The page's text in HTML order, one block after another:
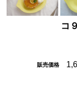
コ
販売価格